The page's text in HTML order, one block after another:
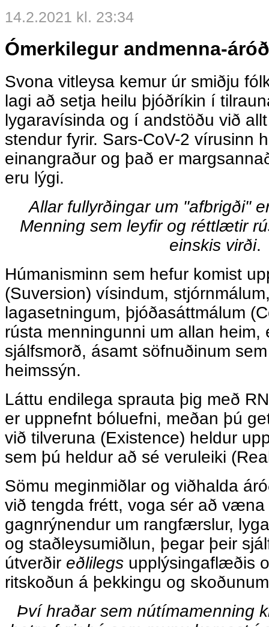
14.2.2021 kl. 23:34
Ómerkilegur andmenna-
Svona vitleysa kemur úr smiðju
lagi að setja heilu þjóðríkin í
lygaravísinda og í andstöðu við
stendur fyrir. Sars-CoV-2 vírusinn
einangraður og það er
eru lýgi.
Allar fullyrðingar um "afbrigði"
Menning sem leyfir og réttlætir
einskis virði.
Húmanisminn sem hefur komist
(Suversion) vísindum,
lagasetningum, þjóðasáttmálum
rústa menningunni um allan heim,
sjálfsmorð, ásamt söfnuðinum
heimssýn.
Láttu endilega sprauta þig með
er uppnefnt bóluefni, meðan þú
við tilveruna (Existence) heldur
sem þú heldur að sé veruleiki
Sömu meginmiðlar og viðhalda
við tengda frétt, voga sér að
gagnrýnendur um rangfærslur,
og staðleysumiðlun, þegar þeir
útverðir eðlilegs upplýsingaflæðis
ritskoðun á þekkingu og
Því hraðar sem nútímamenning